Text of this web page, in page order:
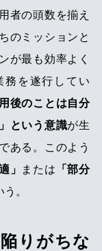
者の頭数を揃え
のミッションと
が最も効率よく
務を遂行してい
用後のことは自分
という意識が生
ある。このよう
」 または 「部分
う。
りがちな